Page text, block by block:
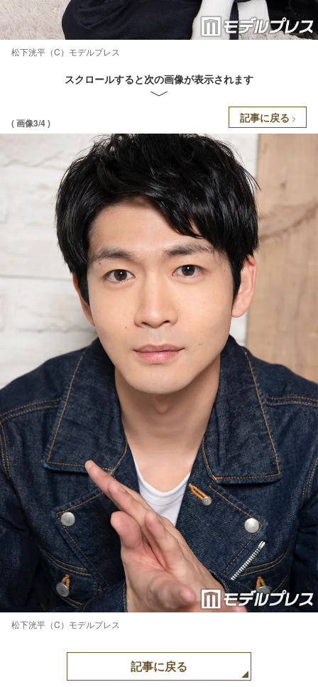
松下洸平（C）モデルプレス
スクロールすると次の画像が表示されます
( 画像3/4 ) 記事に戻る
松下洸平（C）モデルプレス
記事に戻る